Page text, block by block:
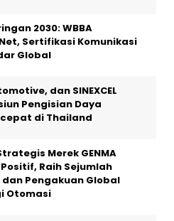
2030: WBBA
Sertifikasi Komunikasi
Global
dan SINEXCEL
Pengisian Daya
di Thailand
Merek GENMA
Raih Sejumlah
Pengakuan Global
Otomasi